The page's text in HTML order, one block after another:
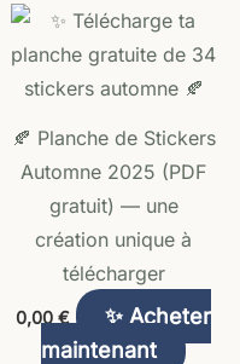
🍂 Planche de Stickers
Automne 2025 (PDF
gratuit) — une
création unique à
télécharger
0,00 €
✨ Acheter
maintenant